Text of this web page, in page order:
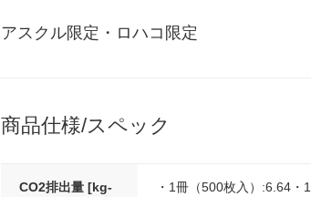
アスクル限定・ロハコ限定
商品仕様/スペック
CO2排出量 [kg-
・1冊（500枚入）:6.64